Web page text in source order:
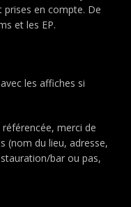
en compte. De
et les EP.
les affiches si
merci de
(nom du lieu, adresse,
bar ou pas,